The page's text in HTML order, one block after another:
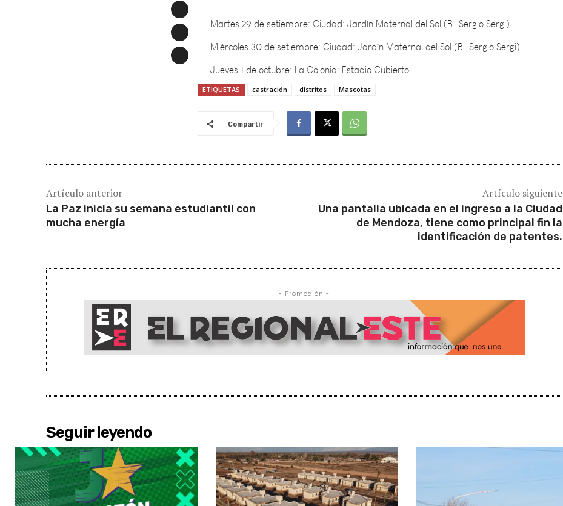
Miércoles 30 de setiembre: Ciudad: Jardín Maternal del Sol (Bº Sergio Sergi).
Jueves 1 de octubre: La Colonia: Estadio Cubierto.
ETIQUETAS castración distritos Mascotas
Compartir
Artículo anterior
La Paz inicia su semana estudiantil con
mucha energía
Artículo siguiente
Una pantalla ubicada en el ingreso a la Ciudad
de Mendoza, tiene como principal fin la
identificación de patentes.
- Promoción -
Seguir leyendo